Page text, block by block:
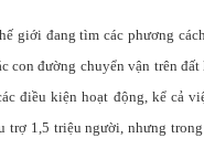
giới đang tìm các phương
con đường chuyển vận trên
điều kiện hoạt động, kể cả
trợ 1,5 triệu người, nhưng